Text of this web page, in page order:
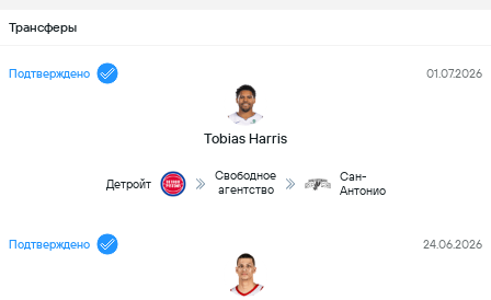
Трансферы
Подтверждено
Tobias Harris
01.07.2026
Детройт
Свободное
агентство
Сан-
Антонио
Подтверждено 24.06.2026